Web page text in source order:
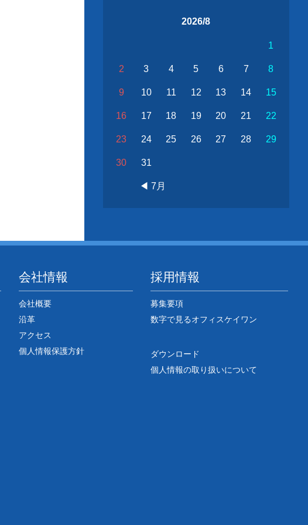
2026/8
1
2 3 4 5 6 7 8
9 10 11 12 13 14 15
16 17 18 19 20 21 22
23 24 25 26 27 28 29
30 31
◀ 7月
会社情報
会社概要
沿革
アクセス
個人情報保護方針
採用情報
募集要項
数字で見るオフィスケイワン
ダウンロード
個人情報の取り扱いについて